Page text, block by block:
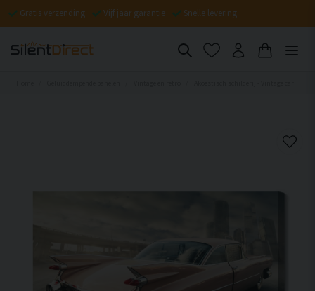
Gratis verzending Vijf jaar garantie Snelle levering